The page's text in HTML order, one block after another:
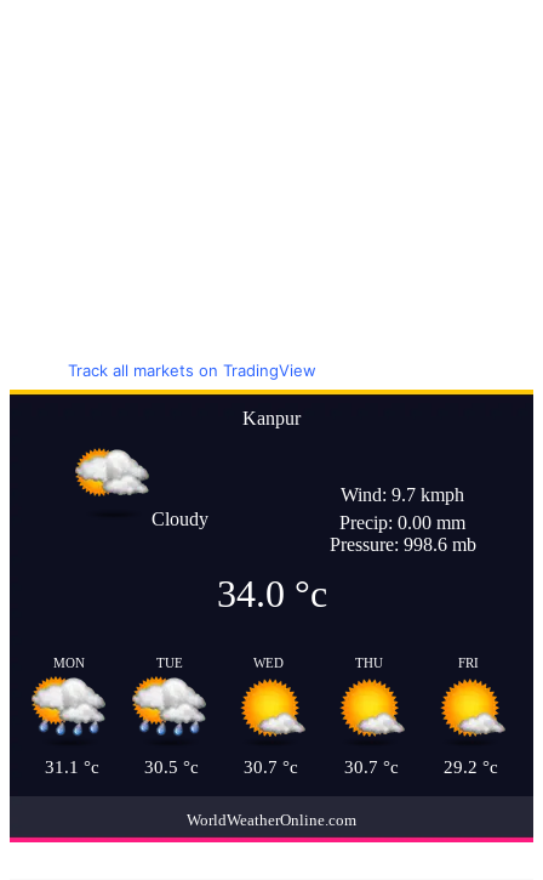
Track all markets on TradingView
Kanpur
Cloudy
Wind: 9.7 kmph
Precip: 0.00 mm
Pressure: 998.6 mb
34.0 °c
MON
31.1 °c
TUE
30.5 °c
WED
30.7 °c
THU
30.7 °c
FRI
29.2 °c
WorldWeatherOnline.com